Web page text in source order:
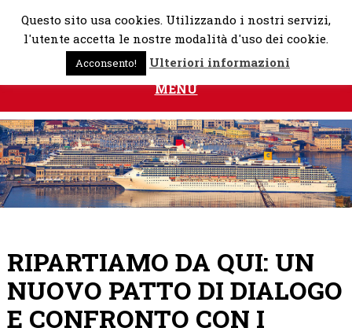
Skip
MENU
RIPARTIAMO DA QUI: UN
NUOVO PATTO DI DIALOGO
E CONFRONTO CON I
Questo sito usa cookies. Utilizzando i nostri servizi,
l'utente accetta le nostre modalità d'uso dei cookie.
Acconsento! Ulteriori informazioni